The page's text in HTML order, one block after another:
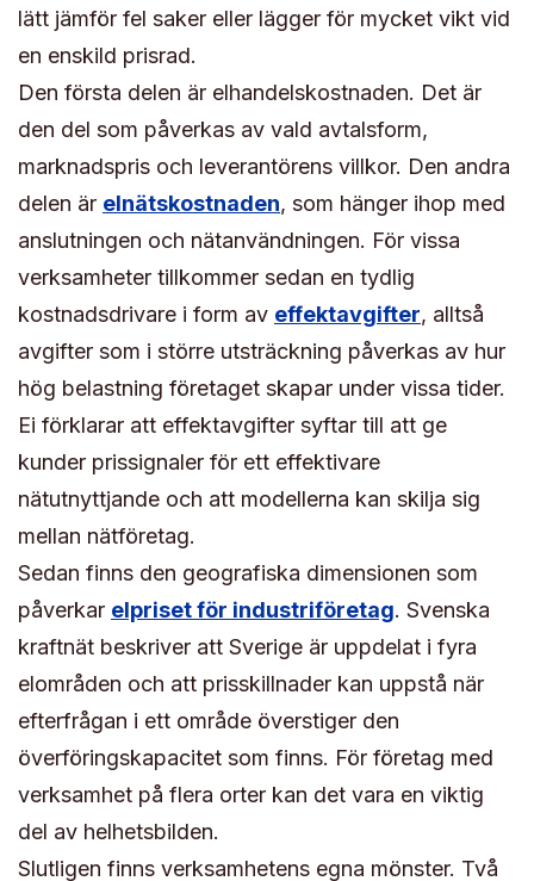
lätt jämför fel saker eller lägger för mycket vikt vid
en enskild prisrad.
Den första delen är elhandelskostnaden. Det är
den del som påverkas av vald avtalsform,
marknadspris och leverantörens villkor. Den andra
delen är elnätskostnaden, som hänger ihop med
anslutningen och nätanvändningen. För vissa
verksamheter tillkommer sedan en tydlig
kostnadsdrivare i form av effektavgifter, alltså
avgifter som i större utsträckning påverkas av hur
hög belastning företaget skapar under vissa tider.
Ei förklarar att effektavgifter syftar till att ge
kunder prissignaler för ett effektivare
nätutnyttjande och att modellerna kan skilja sig
mellan nätföretag.
Sedan finns den geografiska dimensionen som
påverkar elpriset för industriföretag. Svenska
kraftnät beskriver att Sverige är uppdelat i fyra
elområden och att prisskillnader kan uppstå när
efterfrågan i ett område överstiger den
överföringskapacitet som finns. För företag med
verksamhet på flera orter kan det vara en viktig
del av helhetsbilden.
Slutligen finns verksamhetens egna mönster. Två